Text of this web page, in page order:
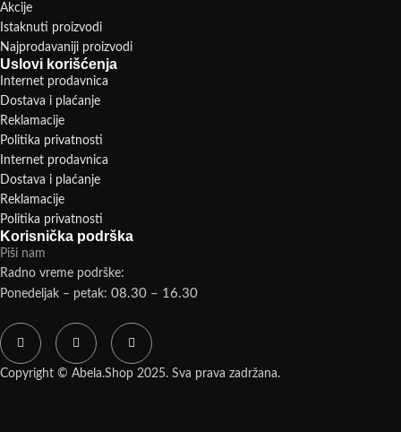
Akcije
Istaknuti proizvodi
Najprodavaniji proizvodi
Uslovi korišćenja
Internet prodavnica
Dostava i plaćanje
Reklamacije
Politika privatnosti
Internet prodavnica
Dostava i plaćanje
Reklamacije
Politika privatnosti
Korisnička podrška
Piši nam
Radno vreme podrške:
Ponedeljak – petak: 08.30 – 16.30
Copyright © Abela.Shop 2025. Sva prava zadržana.